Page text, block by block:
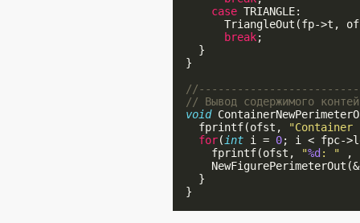
case TRIANGLE:
TriangleOut(fp->t,
break;
    }
  }
// Вывод содержимого
void
    fprintf(ofst,
for( int i = 0; i < fpc-
      fprintf(ofst,
"%d : " ,
    }
  }